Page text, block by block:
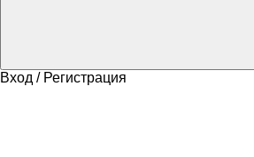
Вход / Регистрация